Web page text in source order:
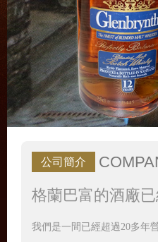
公司簡介
格蘭巴富的酒廠
我們是一間已經超過20多年